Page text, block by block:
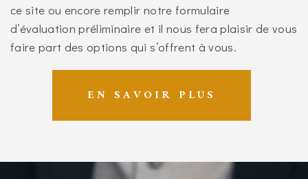
ce site ou encore remplir notre formulaire
d’évaluation préliminaire et il nous fera plaisir de vous
faire part des options qui s’offrent à vous.
EN SAVOIR PLUS